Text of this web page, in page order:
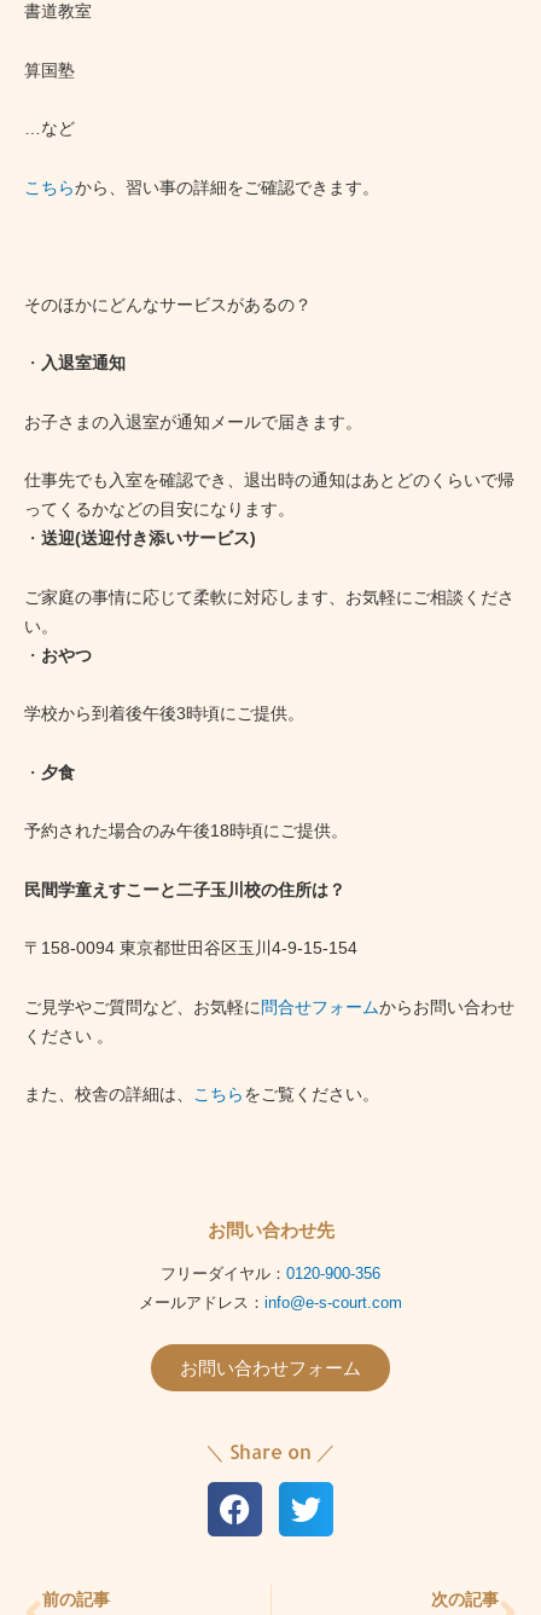
書道教室
算国塾
…など
こちらから、習い事の詳細をご確認できます。
そのほかにどんなサービスがあるの？
・ 入退室通知
お子さまの入退室が通知メールで届きます。
仕事先でも入室を確認でき、退出時の通知はあとどのくらいで帰
ってくるかなどの目安になります。
・ 送迎(送迎付き添いサービス)
ご家庭の事情に応じて柔軟に対応します、お気軽にご相談くださ
い。
・ おやつ
学校から到着後午後3時頃にご提供。
・ 夕食
予約された場合のみ午後18時頃にご提供。
民間学童えすこーと二子玉川校の住所は？
〒158-0094 東京都世田谷区玉川4-9-15-154
ご見学やご質問など、お気軽に問合せフォームからお問い合わせ
ください 。
また、校舎の詳細は、 こちらをご覧ください。
お問い合わせ先
フリーダイヤル： 0120-900-356
メールアドレス： info@e-s-court.com
お問い合わせフォーム
＼ Share on ／
前の記事 次の記事